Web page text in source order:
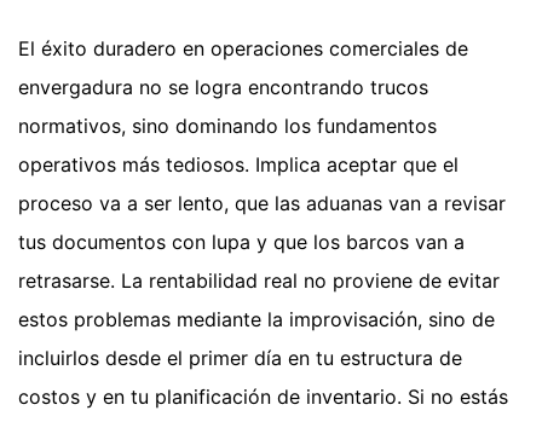
El éxito duradero en operaciones comerciales de
envergadura no se logra encontrando trucos
normativos, sino dominando los fundamentos
operativos más tediosos. Implica aceptar que el
proceso va a ser lento, que las aduanas van a revisar
tus documentos con lupa y que los barcos van a
retrasarse. La rentabilidad real no proviene de evitar
estos problemas mediante la improvisación, sino de
incluirlos desde el primer día en tu estructura de
costos y en tu planificación de inventario. Si no estás